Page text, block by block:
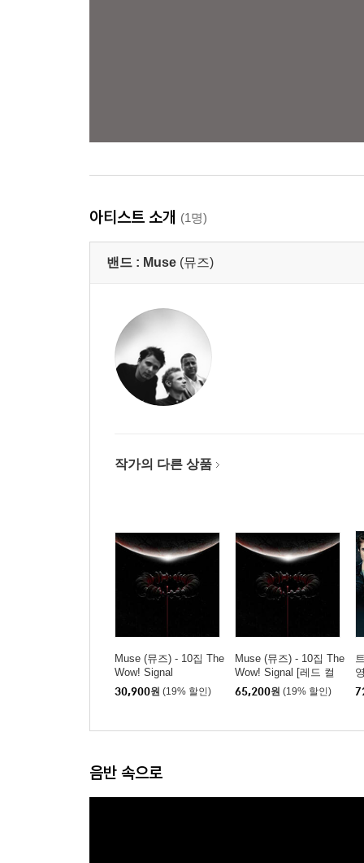
아티스트 소개 (1명)
밴드 : Muse (뮤즈)
작가의 다른 상품
Muse (뮤즈) - 10집 The
Wow! Signal
30,900원 (19% 할인)
Muse (뮤즈) - 10집 The
Wow! Signal [레드 컬
러 LP]
65,200원 (19% 할인)
음반 속으로